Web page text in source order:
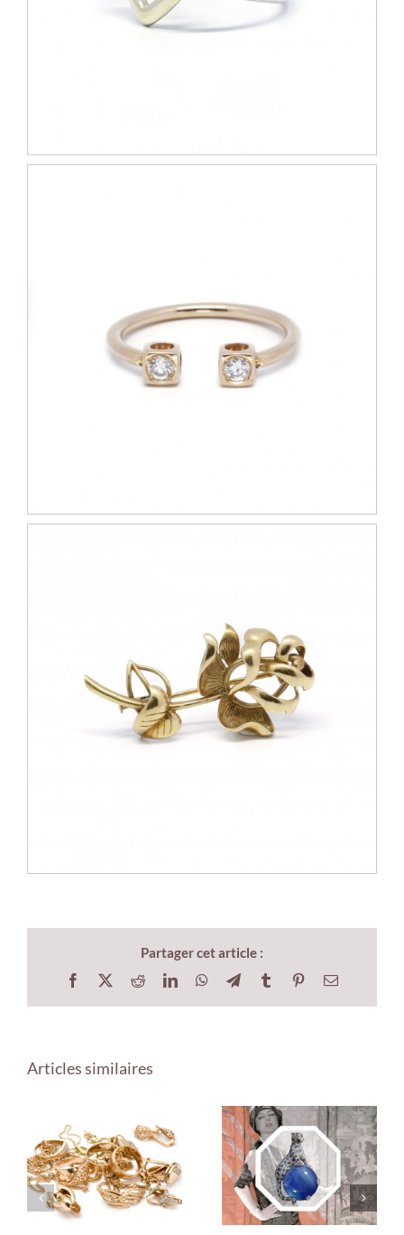
Partager cet article :
Facebook RedditLinkedInWhatsApp
TelegramTumblr PinterestEmail
Articles similaires